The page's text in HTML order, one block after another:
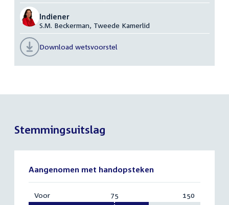
Indiener
S.M. Beckerman, Tweede Kamerlid
Download wetsvoorstel
Stemmingsuitslag
Aangenomen met handopsteken
Voor:
75 150